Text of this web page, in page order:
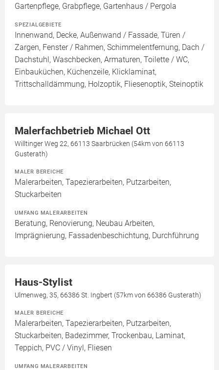
Gartenpflege, Grabpflege, Gartenhaus / Pergola
SPEZIALGEBIETE
Innenwand, Decke, Außenwand / Fassade, Türen /
Zargen, Fenster / Rahmen, Schimmelentfernung, Dach /
Dachstuhl, Waschbecken, Armaturen, Toilette / WC,
Einbauküchen, Küchenzeile, Klicklaminat,
Trittschalldämmung, Holzoptik, Fliesenoptik, Steinoptik
Malerfachbetrieb Michael Ott
Willtinger Weg 22, 66113 Saarbrücken (54km von 66113
Gusterath)
MALER BEREICHE
Malerarbeiten, Tapezierarbeiten, Putzarbeiten,
Stuckarbeiten
UMFANG MALERARBEITEN
Beratung, Renovierung, Neubau Arbeiten,
Imprägnierung, Fassadenbeschichtung, Durchführung
Haus-Stylist
Ulmenweg, 35, 66386 St. Ingbert (57km von 66386 Gusterath)
MALER BEREICHE
Malerarbeiten, Tapezierarbeiten, Putzarbeiten,
Stuckarbeiten, Badezimmer, Trockenbau, Laminat,
Teppich, PVC / Vinyl, Fliesen
UMFANG MALERARBEITEN